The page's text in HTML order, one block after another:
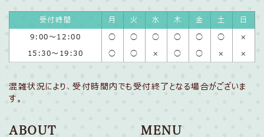
受付時間 月 火 水 木 金 土
日
9:00〜12:00
◯ ◯ ◯ ◯ ◯ ◯
×
15:30〜19:30
◯ ◯ × ◯ ◯ × ×
混雑状況により、受付時間内でも受付終了となる場合がございま
す。
ABOUT MENU